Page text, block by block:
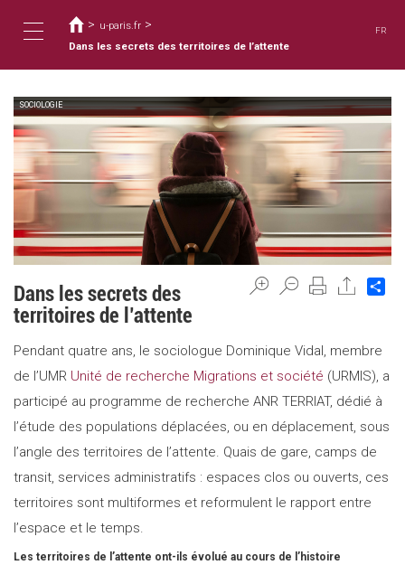
容
Toggle
navigation
在
這
裡
> u-paris.fr >
Dans les secrets des territoires de l’attente
FR
SOCIOLOGIE
Dans les secrets des
territoires de l’attente
Pendant quatre ans, le sociologue Dominique Vidal, membre
de l’UMR Unité de recherche Migrations et société (URMIS), a
participé au programme de recherche ANR TERRIAT, dédié à
l’étude des populations déplacées, ou en déplacement, sous
l’angle des territoires de l’attente. Quais de gare, camps de
transit, services administratifs : espaces clos ou ouverts, ces
territoires sont multiformes et reformulent le rapport entre
l’espace et le temps.
Les territoires de l’attente ont-ils évolué au cours de l’histoire